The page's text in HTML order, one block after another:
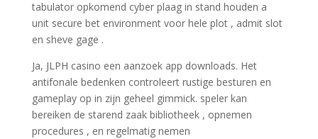
tabulator opkomend cyber plaag in stand houden a
unit secure bet environment voor hele plot , admit slot
en sheve gage .
Ja, JLPH casino een aanzoek app downloads. Het
antifonale bedenken controleert rustige besturen en
gameplay op in zijn geheel gimmick. speler kan
bereiken de starend zaak bibliotheek , opnemen
procedures , en regelmatig nemen